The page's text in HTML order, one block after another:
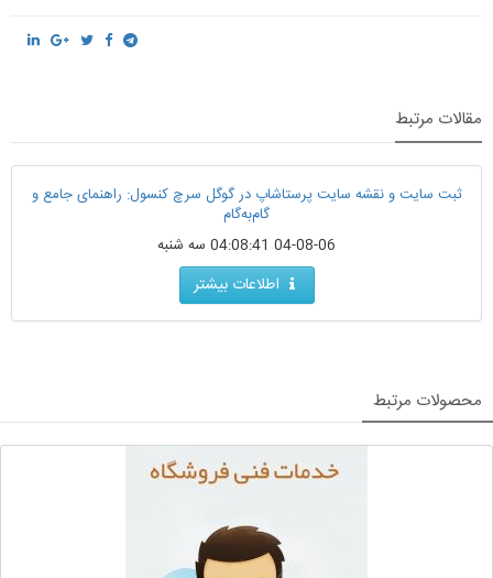
مقالات مرتبط
ثبت سایت و نقشه سایت پرستاشاپ در گوگل سرچ کنسول: راهنمای جامع و
گام‌به‌گام
04-08-06 04:08:41 سه شنبه
اطلاعات بیشتر
محصولات مرتبط